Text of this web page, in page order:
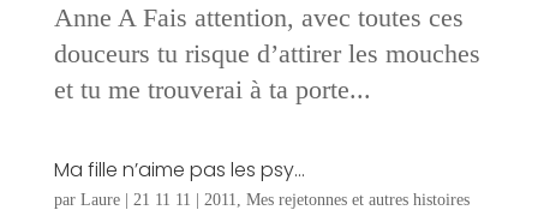
Anne A Fais attention, avec toutes ces
douceurs tu risque d’attirer les mouches
et tu me trouverai à ta porte...
Ma fille n’aime pas les psy…
par Laure| 21 11 11 2011 Mes rejetonnes et autres histoires